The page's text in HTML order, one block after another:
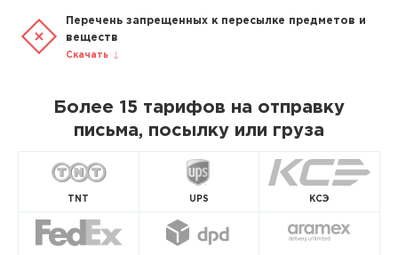
Перечень запрещенных к пересылке предметов и
веществ
Скачать
Более 15 тарифов на отправку
письма, посылку или груза
TNT UPS КСЭ